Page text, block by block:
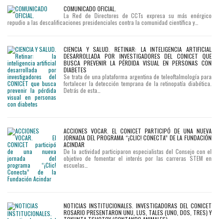
COMUNICADO OFICIAL.
La Red de Directores de CCTs expresa su más enérgico
repudio a las descalificaciones presidenciales contra la comunidad científica y…
CIENCIA Y SALUD. RETINAR: LA INTELIGENCIA ARTIFICIAL
DESARROLLADA POR INVESTIGADORES DEL CONICET QUE
BUSCA PREVENIR LA PÉRDIDA VISUAL EN PERSONAS CON
DIABETES
Se trata de una plataforma argentina de teleoftalmología para
fortalecer la detección temprana de la retinopatía diabética.
Detrás de esta…
ACCIONES VOCAR. EL CONICET PARTICIPÓ DE UNA NUEVA
JORNADA DEL PROGRAMA “¡CLIC! CONECTA” DE LA FUNDACIÓN
ACINDAR
De la actividad participaron especialistas del Consejo con el
objetivo de fomentar el interés por las carreras STEM en
escuelas…
NOTICIAS INSTITUCIONALES. INVESTIGADORAS DEL CONICET
ROSARIO PRESENTARON UNU, LUS, TALES (UNO, DOS, TRES) Y